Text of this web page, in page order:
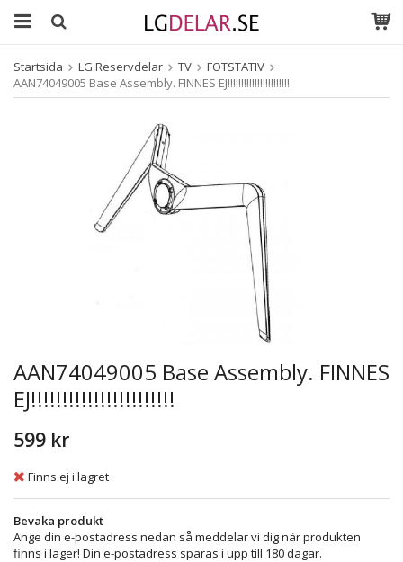
Startsida LG Reservdelar TV
FOTSTATIV
AAN74049005 Base Assembly. FINNES EJ!!!!!!!!!!!!!!!!!!!!!!!
AAN74049005 Base Assembly. FINNES
EJ!!!!!!!!!!!!!!!!!!!!!!!
599 kr
Finns ej i lagret
Bevaka produkt
Ange din e-postadress nedan så meddelar vi dig när produkten
finns i lager! Din e-postadress sparas i upp till 180 dagar.